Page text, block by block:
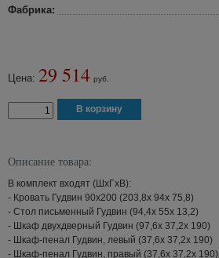
Фабрика:
Цена: 29 514 руб.
Описание товара:
В комплект входят (ШхГхВ):
- Кровать Гудвин 90х200 (203,8х 94х 75,8)
- Стол письменный Гудвин (94,4х 55х 13,2)
- Шкаф двухдверный Гудвин (97,6х 37,2х 190)
- Шкаф-пенал Гудвин, левый (37,6х 37,2х 190)
- Шкаф-пенал Гудвин, правый (37,6х 37,2х 190)